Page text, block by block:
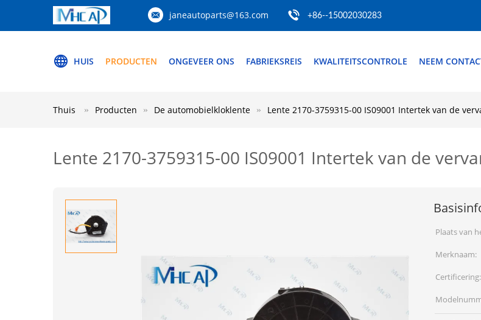
janeautoparts@163.com +86--15002030283
HUIS PRODUCTEN ONGEVEER ONS FABRIEKSREIS KWALITEITSCONTROLE NEEM
Thuis Producten De automobielkloklente Lente 2170-3759315-00 IS09001 Intertek van de
Lente 2170-3759315-00 IS09001 Intertek van de
Plaats van
Merknaam:
Certificering: